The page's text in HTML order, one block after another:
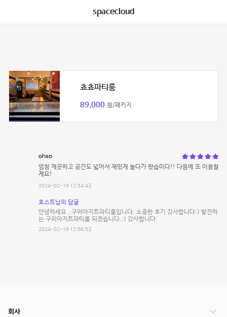
spacecloud
쵸쵸파티룸
89,000 원/패키지
ohso
엄청 깨끗하고 공간도 넓어서 재밌게 놀다가 왔습미다!! 다음에 또 이용할
게요!
2024-02-19 12:54:43
호스트님의 답글
안녕하세요 , 구의아지트파티룸입니다. 소중한 후기 감사합니다:) 발전하
는 구의아지트파티룸 되겠습니다.:) 감사합니다.
2024-02-19 12:56:53
회사